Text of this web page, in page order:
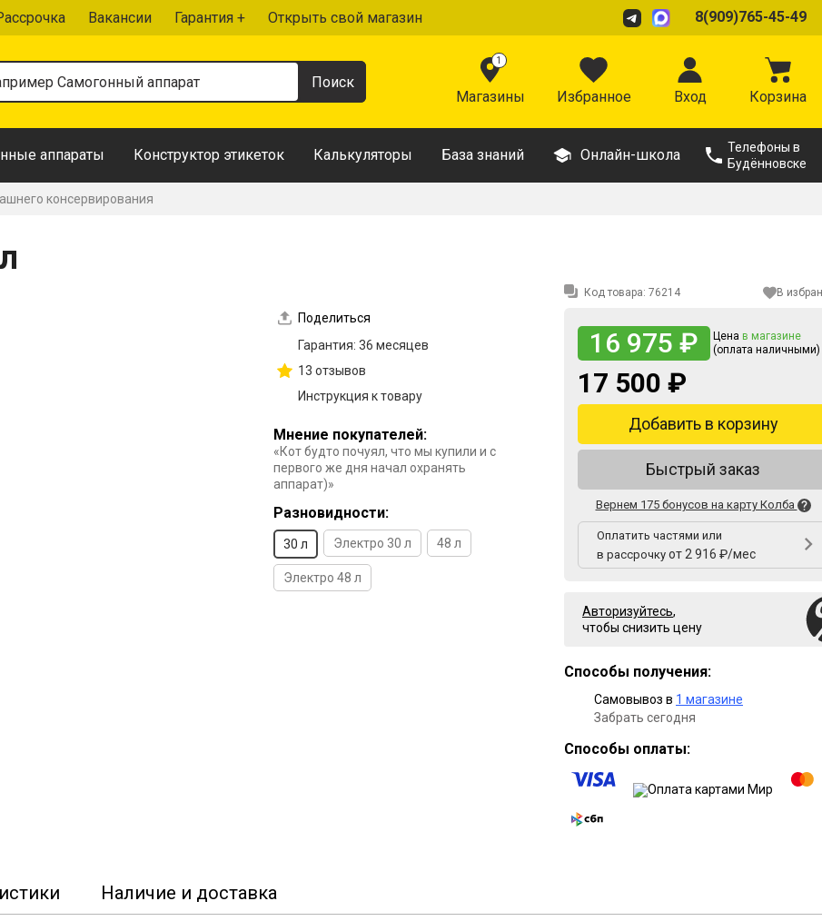
Вакансии Гарантия + Открыть свой магазин 8(909)765-45-49
1
Магазины Избранное Вход Корзина
аппараты Конструктор этикеток Калькуляторы База знаний Онлайн-школа
Телефоны в
Будённовске
консервирования
Поделиться
Гарантия: 36 месяцев
13 отзывов
Инструкция к товару
Мнение покупателей:
«Кот будто почуял, что мы купили и с
первого же дня начал охранять
аппарат)»
Разновидности:
30 л Электро 30 л 48 л
Электро 48 л
Код товара: 76214 В
16 975 ₽ Цена в магазине
(оплата наличными)
17 500 ₽
Добавить в корзину
Быстрый заказ
Вернем 175 бонусов на карту Колба
Оплатить частями или
в рассрочку от 2 916 ₽/мес
Авторизуйтесь,
чтобы снизить цену
Способы получения:
Самовывоз в 1 магазине
Забрать сегодня
Способы оплаты:
Наличие и доставка